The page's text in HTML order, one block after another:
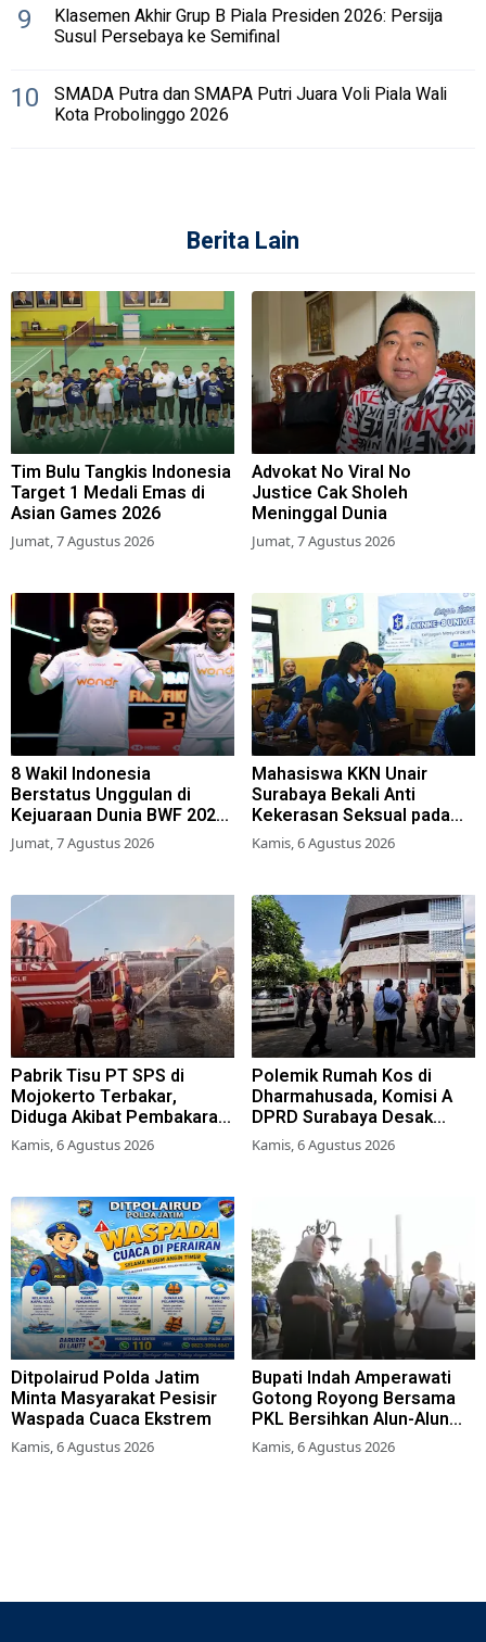
9 Klasemen Akhir Grup B Piala Presiden 2026: Persija
Susul Persebaya ke Semifinal
10 SMADA Putra dan SMAPA Putri Juara Voli Piala Wali
Kota Probolinggo 2026
Berita Lain
Tim Bulu Tangkis Indonesia
Target 1 Medali Emas di
Asian Games 2026
Jumat, 7 Agustus 2026
Advokat No Viral No
Justice Cak Sholeh
Meninggal Dunia
Jumat, 7 Agustus 2026
8 Wakil Indonesia
Berstatus Unggulan di
Kejuaraan Dunia BWF 2026,
Kans Juara Terbuka Lebar
Jumat, 7 Agustus 2026
Mahasiswa KKN Unair
Surabaya Bekali Anti
Kekerasan Seksual pada
Siswa SMK
Kamis, 6 Agustus 2026
Pabrik Tisu PT SPS di
Mojokerto Terbakar,
Diduga Akibat Pembakaran
Lahan Tebu
Kamis, 6 Agustus 2026
Polemik Rumah Kos di
Dharmahusada, Komisi A
DPRD Surabaya Desak
Pemkot Terbitkan Perwali
Perda Hunian Layak
Kamis, 6 Agustus 2026
Ditpolairud Polda Jatim
Minta Masyarakat Pesisir
Waspada Cuaca Ekstrem
Kamis, 6 Agustus 2026
Bupati Indah Amperawati
Gotong Royong Bersama
PKL Bersihkan Alun-Alun
Lumajang
Kamis, 6 Agustus 2026